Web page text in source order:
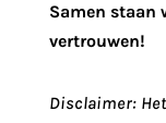
Samen staan
vertrouwen!
Disclaimer: